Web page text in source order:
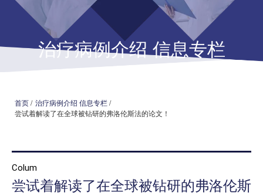
治療のビフォー＆アフター事例
セルゲル法について
脊柱菅狭窄症の治療法
椎間板ヘルニアの治療法
首页
本院治疗介绍
治疗病例介绍 信息专栏
首页/ 治疗病例介绍 信息专栏/
尝试着解读了在全球被钻研的弗洛伦斯法的论文！
Colum
尝试着解读了在全球被钻研的弗洛伦斯